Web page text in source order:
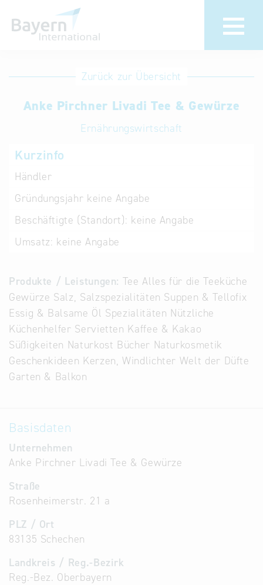
Anmeldung
Unternehmen
anmelden
Eintrag
löschen
Aktualisieren
Bavaria“
Datenbank
Alternative
Datenbanken
aus
Österreich
und der
Slowakei
Zurück zur Übersicht
Anke Pirchner Livadi Tee & Gewürze
Ernährungswirtschaft
Kurzinfo
Händler
Gründungsjahr keine Angabe
Beschäftigte (Standort): keine Angabe
Umsatz: keine Angabe
Produkte / Leistungen: Tee Alles für die Teeküche
Gewürze Salz, Salzspezialitäten Suppen & Tellofix
Essig & Balsame Öl Spezialitäten Nützliche
Küchenhelfer Servietten Kaffee & Kakao
Süßigkeiten Naturkost Bücher Naturkosmetik
Geschenkideen Kerzen, Windlichter Welt der Düfte
Garten & Balkon
Basisdaten
Unternehmen
Anke Pirchner Livadi Tee & Gewürze
Straße
Rosenheimerstr. 21 a
PLZ / Ort
83135 Schechen
Landkreis / Reg.-Bezirk
Reg.-Bez. Oberbayern